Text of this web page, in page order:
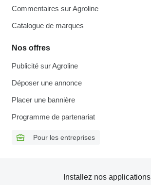
Commentaires sur Agroline
Catalogue de marques
Nos offres
Publicité sur Agroline
Déposer une annonce
Placer une bannière
Programme de partenariat
Pour les entreprises
Installez nos applications